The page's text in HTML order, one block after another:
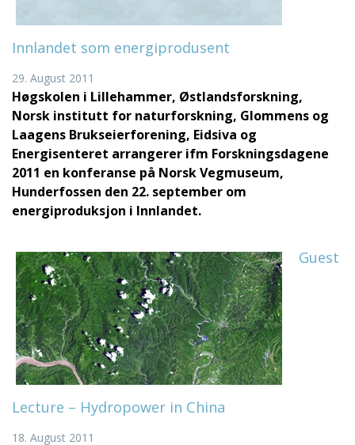
Innlandet som energiprodusent
29. August 2011
Høgskolen i Lillehammer, Østlandsforskning,
Norsk institutt for naturforskning, Glommens og
Laagens Brukseierforening, Eidsiva og
Energisenteret arrangerer ifm Forskningsdagene
2011 en konferanse på Norsk Vegmuseum,
Hunderfossen den 22. september om
energiproduksjon i Innlandet.
Guest
Lecture – Hydropower in China
18. August 2011